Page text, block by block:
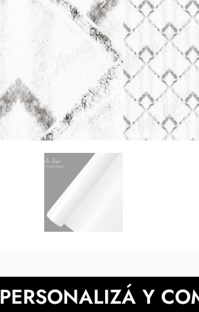
*Las imágenes
de ancho
tonos
NECESITAS
PERSONALIZÁ Y